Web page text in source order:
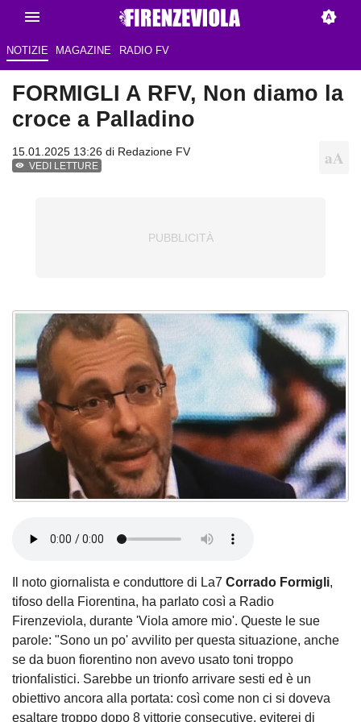
NOTIZIE MAGAZINE RADIO FV
FORMIGLI A RFV, Non diamo la
croce a Palladino
15.01.2025 13:26 di Redazione FV
VEDI LETTURE
Il noto giornalista e conduttore di La7 Corrado Formigli,
tifoso della Fiorentina, ha parlato così a Radio
Firenzeviola, durante 'Viola amore mio'. Queste le sue
parole: "Sono un po' avvilito per questa situazione, anche
se da buon fiorentino non avevo usato toni troppo
trionfalistici. Sarebbe un trionfo arrivare sesti ed è un
obiettivo ancora alla portata: così come non ci si doveva
esaltare troppo dopo 8 vittorie consecutive, eviterei di